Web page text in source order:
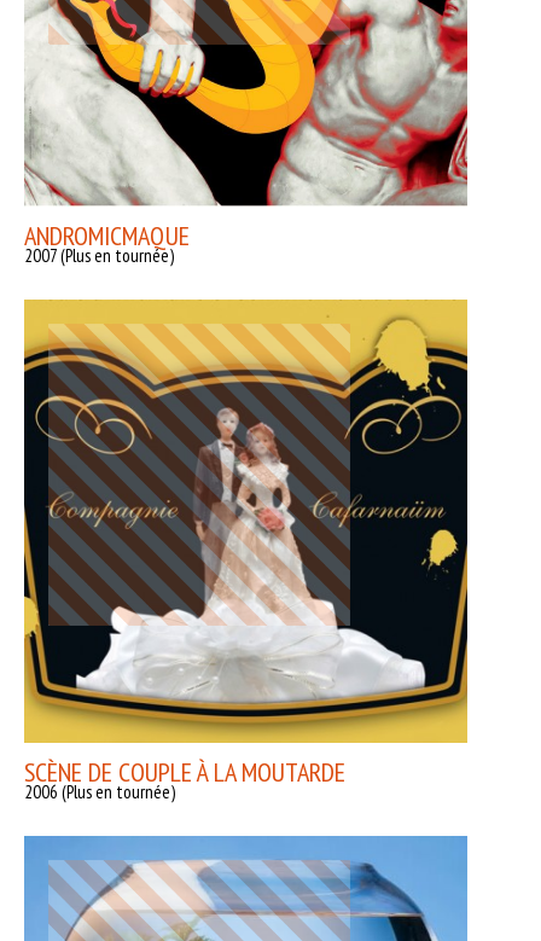
ANDROMICMAQUE
2007 (Plus en tournée)
SCÈNE DE COUPLE À LA MOUTARDE
2006 (Plus en tournée)